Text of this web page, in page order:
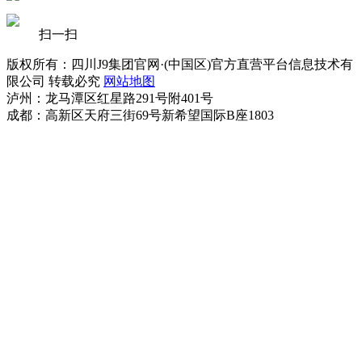
扫一扫
版权所有：四川J9集团官网·(中国区)官方直营平台信息技术有
限公司 转载必究 网站地图
泸州：龙马潭区红星路291号附401号
成都：高新区天府三街69号新希望国际B座1803